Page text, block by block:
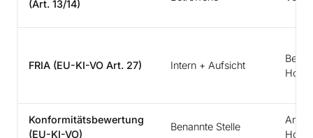
(Art. 13/14)
FRIA (EU-KI-VO Art. 27) Intern + Aufsicht
Konformitätsbewertung
(EU-KI-VO)
Benannte Stelle